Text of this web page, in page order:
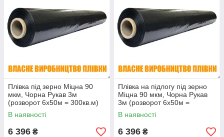
Плівка під зерно Міцна 90
мкм, Чорна Рукав 3м
(розворот 6х50м = 300кв.м)
В наявності
6 396 ₴
Плівка на підлогу під зерно
Міцна 90 мкм, Чорна Рукав
3м (розворот 6х50м =
300кв.м)
В наявності
6 396 ₴